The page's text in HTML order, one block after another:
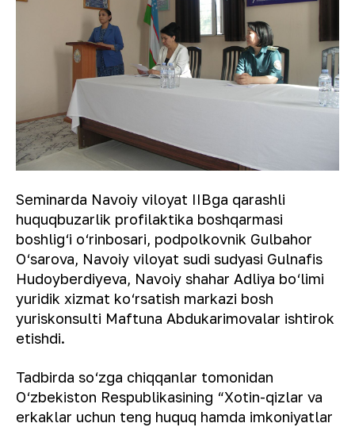
Seminarda Navoiy viloyat IIBga qarashli
huquqbuzarlik profilaktika boshqarmasi
boshlig‘i o‘rinbosari, podpolkovnik Gulbahor
O‘sarova, Navoiy viloyat sudi sudyasi Gulnafis
Hudoyberdiyeva, Navoiy shahar Adliya bo‘limi
yuridik xizmat ko‘rsatish markazi bosh
yuriskonsulti Maftuna Abdukarimovalar ishtirok
etishdi.
Tadbirda so‘zga chiqqanlar tomonidan
O‘zbekiston Respublikasining “Xotin-qizlar va
erkaklar uchun teng huquq hamda imkoniyatlar